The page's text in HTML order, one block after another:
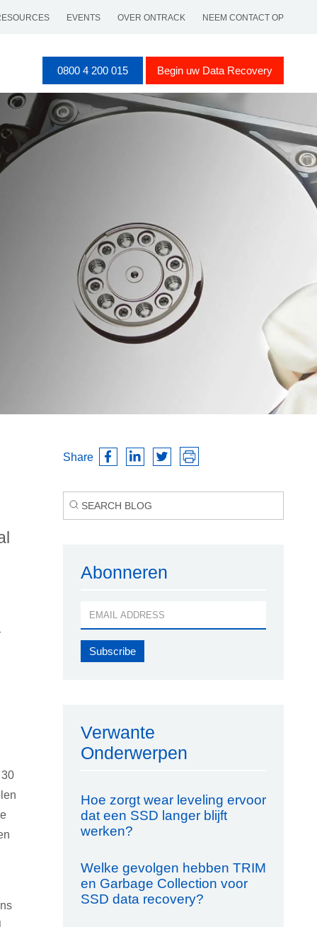
EVENTS OVER ONTRACK NEEM CONTACT OP
0800 4 200 015 Begin uw Data Recovery
Share
Abonneren
Verwante
Onderwerpen
Hoe zorgt wear leveling ervoor
dat een SSD langer blijft
werken?
Welke gevolgen hebben TRIM
en Garbage Collection voor
SSD data recovery?